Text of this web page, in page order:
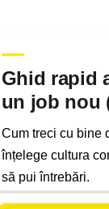
Ghid rapid
un job nou
afară)
Cum treci cu bine
înțelege cultura
să pui întrebări.